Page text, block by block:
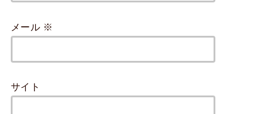
メール ※
サイト